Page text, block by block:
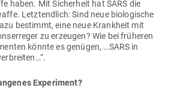
haben. Mit Sicherheit hat SARS die
Letzt­endlich: Sind neue bio­lo­gische
bestimmt, eine neue Krankheit mit
zu erzeugen? Wie bei frü­heren
könnte es genügen, …SARS in
Experiment?